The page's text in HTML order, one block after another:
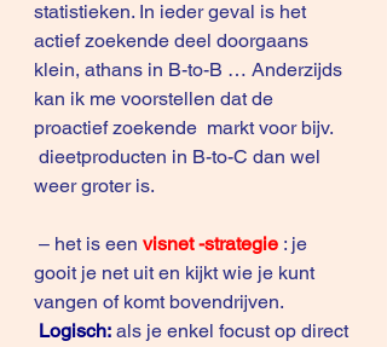
statistieken. In ieder geval is het
actief zoekende deel doorgaans
klein, athans in B-to-B … Anderzijds
kan ik me voorstellen dat de
proactief zoekende  markt voor bijv.
dieetproducten in B-to-C dan wel
weer groter is.
– het is een visnet -strategie : je
gooit je net uit en kijkt wie je kunt
vangen of komt bovendrijven.
Logisch: als je enkel focust op direct